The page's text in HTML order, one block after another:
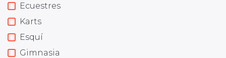
Ecuestres
Karts
Esquí
Gimnasia